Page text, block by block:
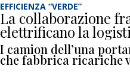
EFFICIENZA “VERDE”
La collaborazione
elettrificano la
I camion dell’una
che fabbrica ricariche